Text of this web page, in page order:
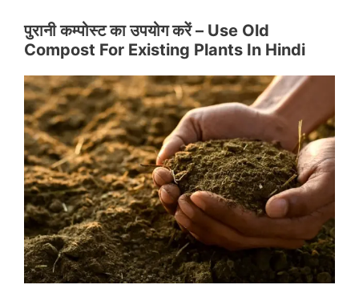
पुरानी कम्पोस्ट का उपयोग करें – Use Old
Compost For Existing Plants In Hindi